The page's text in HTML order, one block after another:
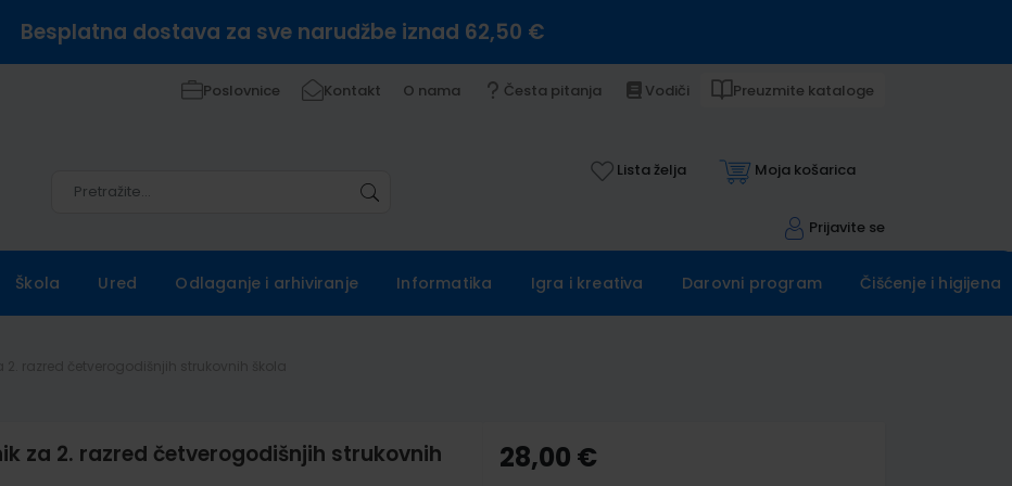
Besplatna dostava za sve narudžbe iznad 62,50 €
Poslovnice Kontakt O nama Česta pitanja Vodiči Preuzmite kataloge
Lista želja Moja košarica
Prijavite se
Škola Ured Odlaganje i arhiviranje Informatika Igra i kreativa Darovni program Čišćenje i higijena
za 2. razred četverogodišnjih strukovnih
28,00 €